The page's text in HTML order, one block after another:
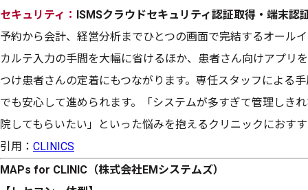
セキュリティ： ISMSクラウドセキュリティ認証取得・端末認
予約から会計、経営分析までひとつの画面で完結するオール
カルテ入力の手間を大幅に省けるほか、患者さん向けアプリ
つけ患者さんの定着にもつながります。専任スタッフによる
でも安心して進められます。「システムが多すぎて管理しき
院してもらいたい」といった悩みを抱えるクリニックにおす
引用： CLINICS
MAPs for CLINIC（株式会社EMシステムズ）